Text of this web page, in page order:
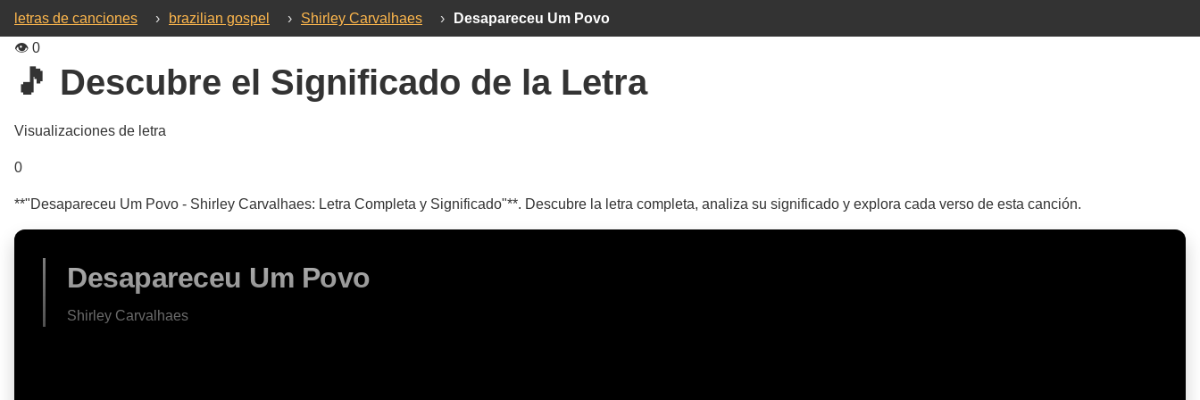
letras de canciones › brazilian gospel › Shirley Carvalhaes ›
Desapareceu Um Povo
👁️ 0
🎵 Descubre el Significado de la Letra
Visualizaciones de letra
0
**"Desapareceu Um Povo - Shirley Carvalhaes: Letra Completa y Significado"**. Descubre la letra completa, analiza su significado y explora cada verso de esta canción.
Desapareceu Um Povo
Shirley Carvalhaes